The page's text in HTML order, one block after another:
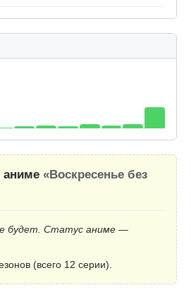
аниме «Воскресенье без
будет. Статус аниме —
(всего 12 серии).